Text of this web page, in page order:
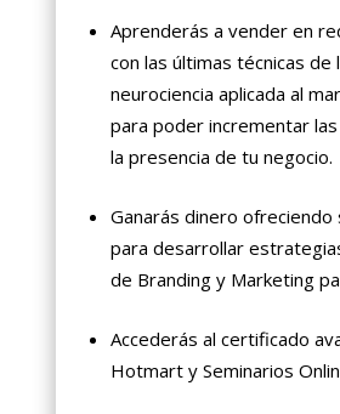
Aprenderás a vender en
con las últimas técnicas de
neurociencia aplicada al
para poder incrementar las
la presencia de tu negocio.
Ganarás dinero ofreciendo
para desarrollar
de Branding y Marketing
Accederás al certificado
Hotmart y Seminarios